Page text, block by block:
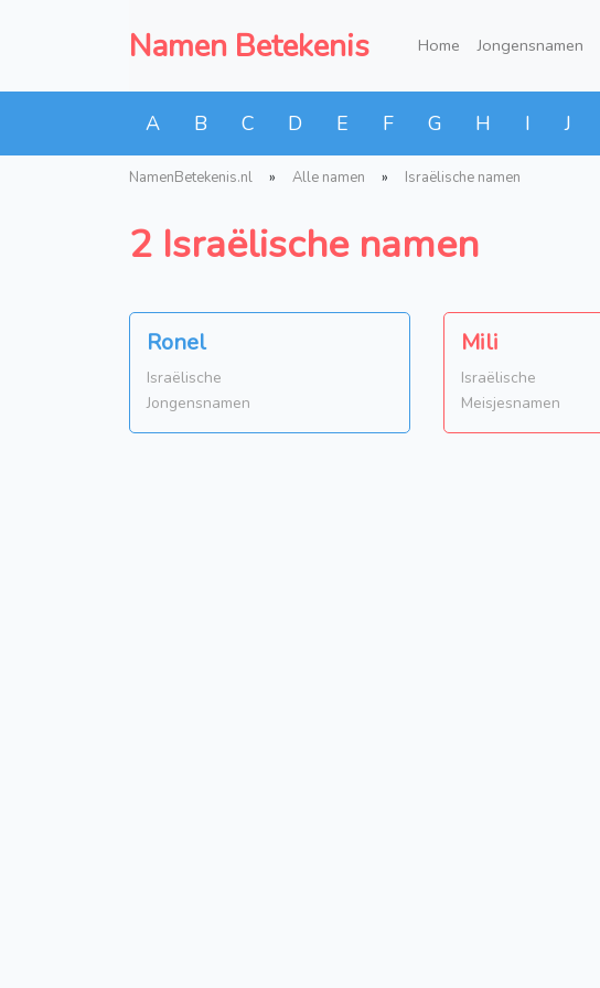
Namen Betekenis Home Jongensnamen
A B C D E F G H I J
NamenBetekenis.nl » Alle namen » Israëlische namen
2 Israëlische namen
Ronel
Israëlische
Jongensnamen
Mili
Israëlische
Meisjesnamen